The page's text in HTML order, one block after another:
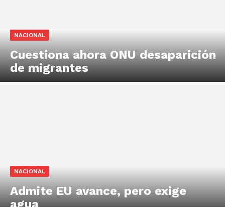
NACIONAL
Cuestiona ahora ONU desaparición
de migrantes
NACIONAL
Admite EU avance, pero exige
agua